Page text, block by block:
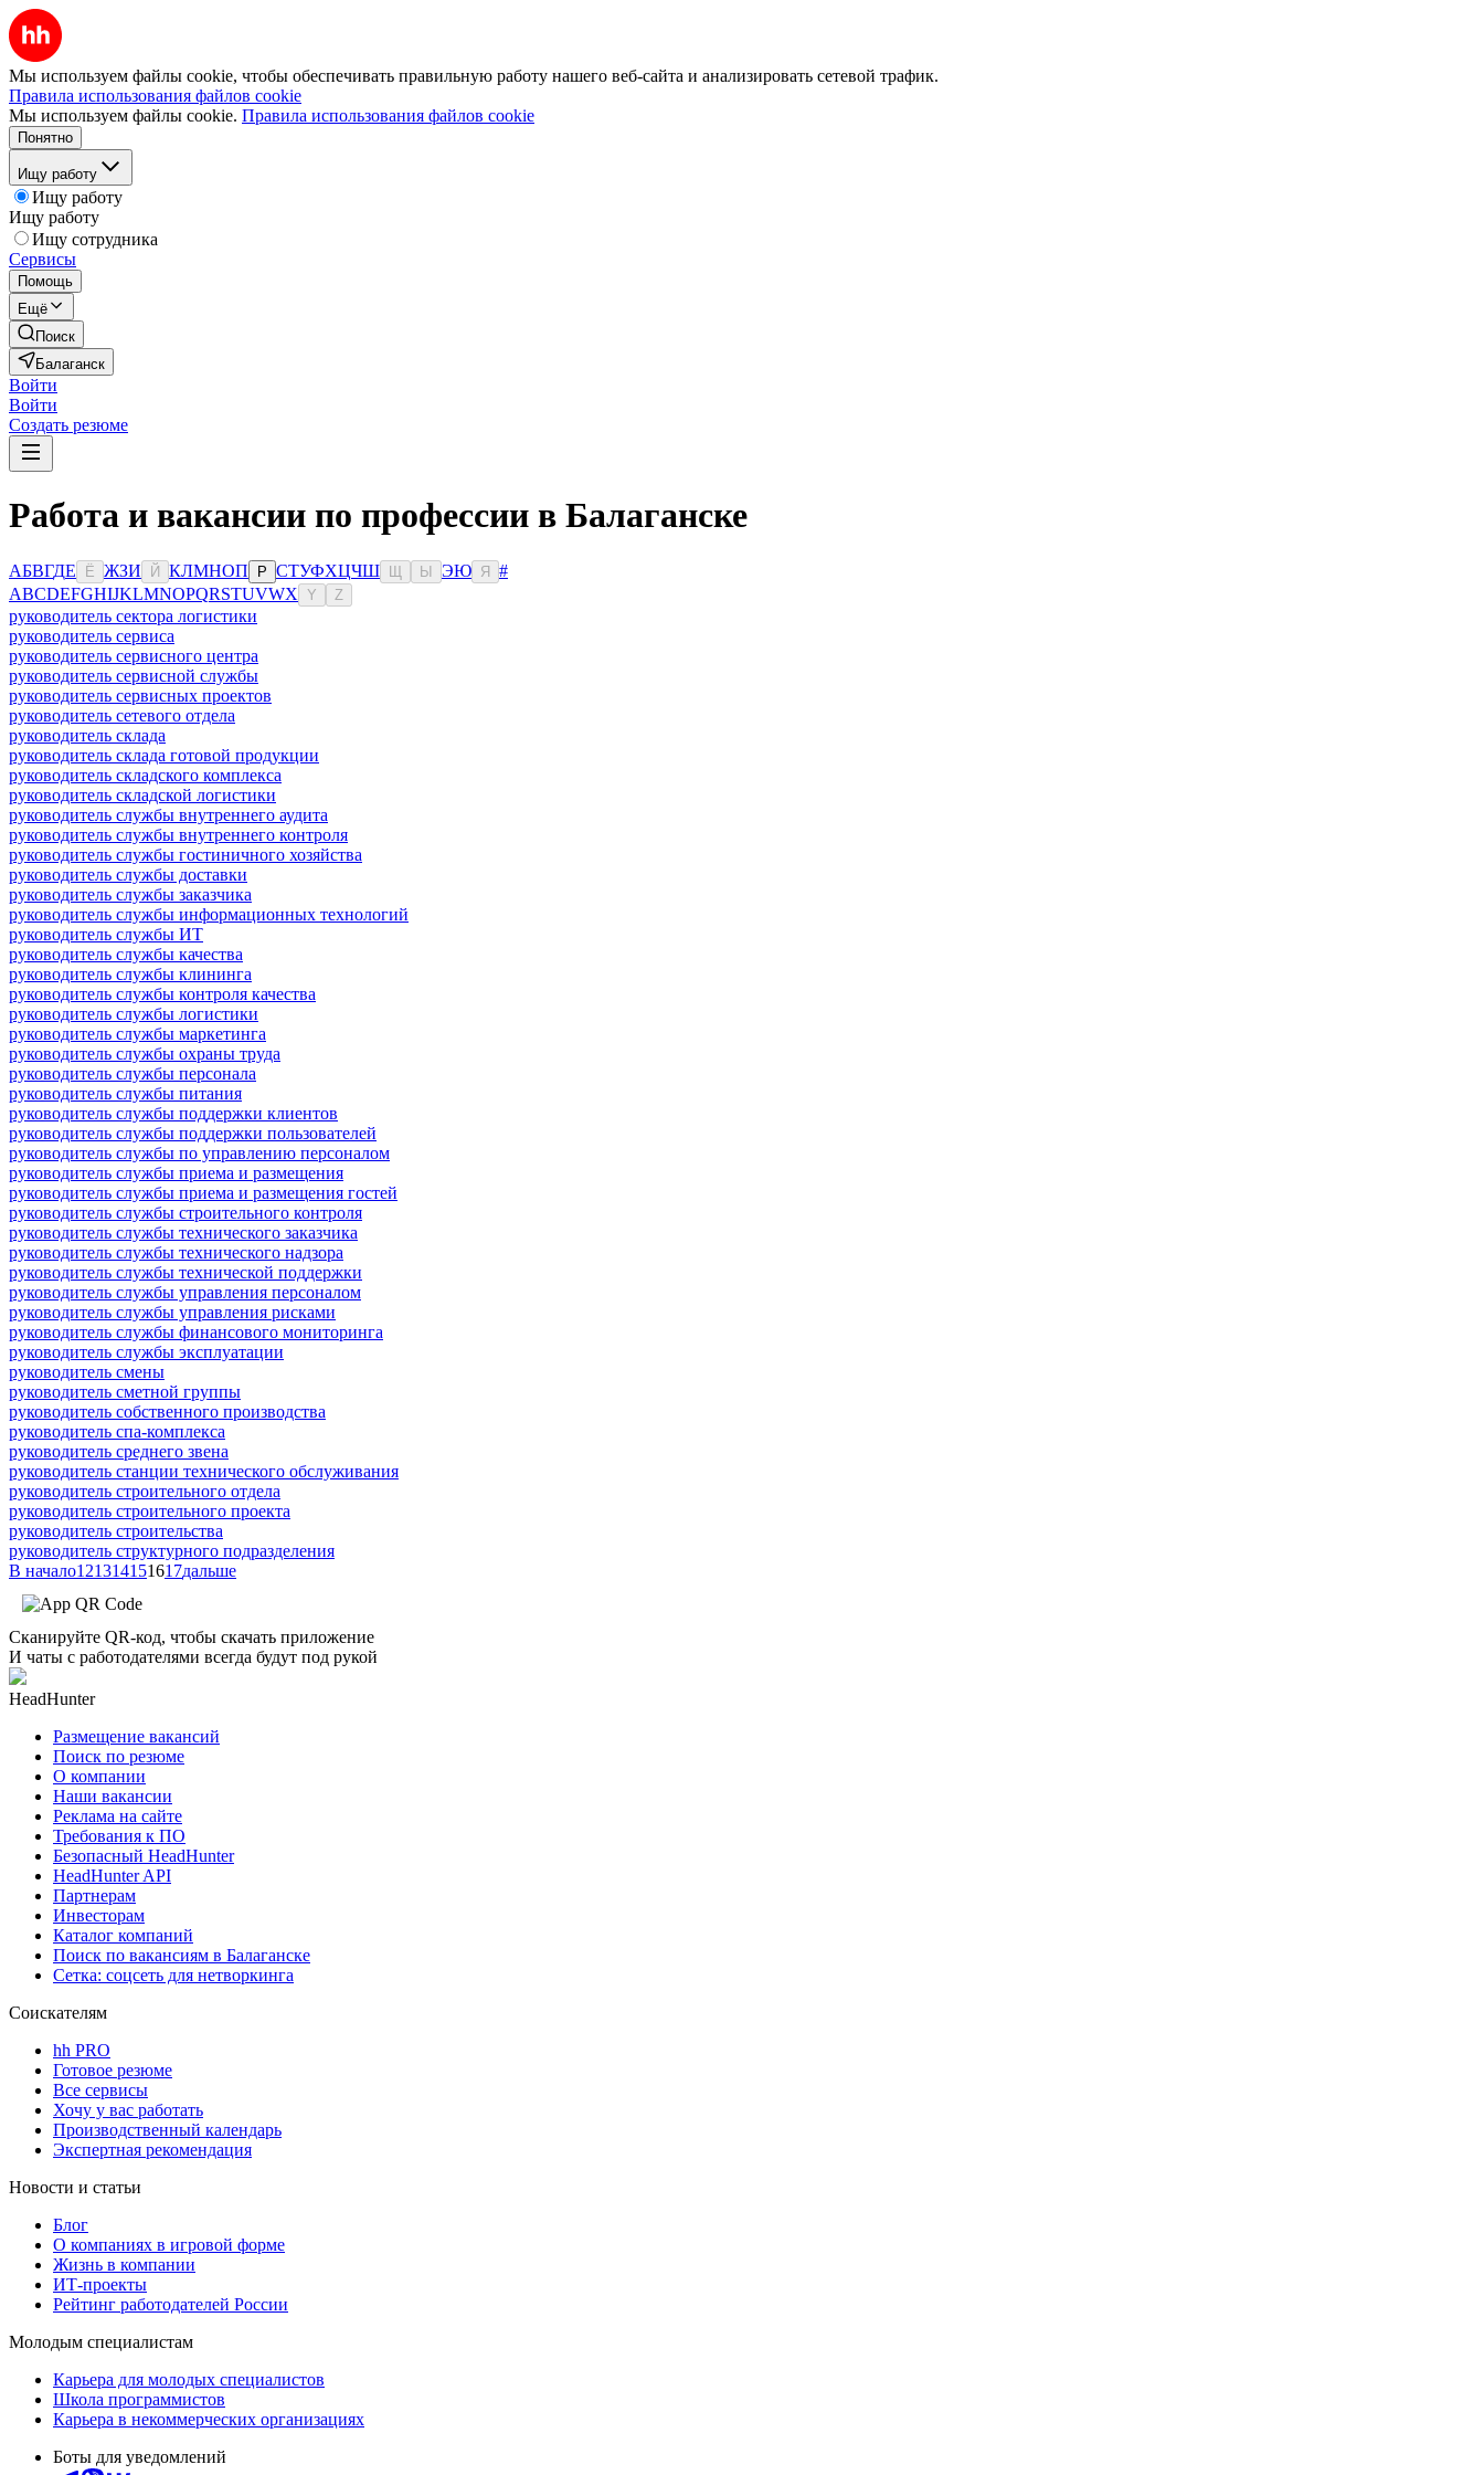
Мы используем файлы cookie, чтобы обеспечивать правильную работу нашего веб-сайта и анализировать сетевой трафик.
Правила использования файлов cookie
Мы используем файлы cookie. Правила использования файлов cookie
Понятно
Ищу работу
Ищу работу
Ищу работу
Ищу сотрудника
Сервисы
Помощь
Ещё
Поиск
Балаганск
Войти
Войти
Создать резюме
Работа и вакансии по профессии в Балаганске
АБВГДЕ Ё ЖЗИ Й КЛМНОП Р СТУФХЦЧШ Ы ЭЮ Я
#
ABCDEFGHIJKLMNOPQRSTUVWX Y Z
руководитель сектора логистики
руководитель сервиса
руководитель сервисного центра
руководитель сервисной службы
руководитель сервисных проектов
руководитель сетевого отдела
руководитель склада
руководитель склада готовой продукции
руководитель складского комплекса
руководитель складской логистики
руководитель службы внутреннего аудита
руководитель службы внутреннего контроля
руководитель службы гостиничного хозяйства
руководитель службы доставки
руководитель службы заказчика
руководитель службы информационных технологий
руководитель службы ИТ
руководитель службы качества
руководитель службы клининга
руководитель службы контроля качества
руководитель службы логистики
руководитель службы маркетинга
руководитель службы охраны труда
руководитель службы персонала
руководитель службы питания
руководитель службы поддержки клиентов
руководитель службы поддержки пользователей
руководитель службы по управлению персоналом
руководитель службы приема и размещения
руководитель службы приема и размещения гостей
руководитель службы строительного контроля
руководитель службы технического заказчика
руководитель службы технического надзора
руководитель службы технической поддержки
руководитель службы управления персоналом
руководитель службы управления рисками
руководитель службы финансового мониторинга
руководитель службы эксплуатации
руководитель смены
руководитель сметной группы
руководитель собственного производства
руководитель спа-комплекса
руководитель среднего звена
руководитель станции технического обслуживания
руководитель строительного отдела
руководитель строительного проекта
руководитель строительства
руководитель структурного подразделения
В начало121314151617дальше
Сканируйте QR-код, чтобы скачать приложение
И чаты с работодателями всегда будут под рукой
HeadHunter
Размещение вакансий
Поиск по резюме
О компании
Наши вакансии
Реклама на сайте
Требования к ПО
Безопасный HeadHunter
HeadHunter API
Партнерам
Инвесторам
Каталог компаний
Поиск по вакансиям в Балаганске
Сетка: соцсеть для нетворкинга
Соискателям
hh PRO
Готовое резюме
Все сервисы
Хочу у вас работать
Производственный календарь
Экспертная рекомендация
Новости и статьи
Блог
О компаниях в игровой форме
Жизнь в компании
ИТ-проекты
Рейтинг работодателей России
Молодым специалистам
Карьера для молодых специалистов
Школа программистов
Карьера в некоммерческих организациях
Боты для уведомлений